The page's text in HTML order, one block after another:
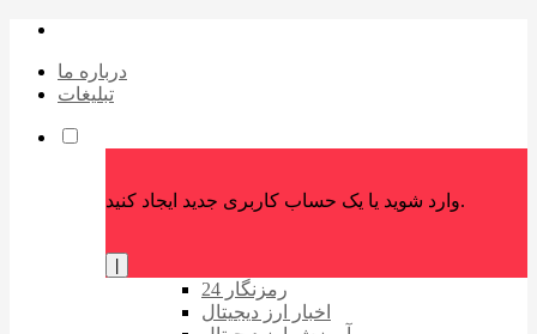
درباره ما
تبلیغات
وارد شوید یا یک حساب کاربری جدید ایجاد کنید.
رمزنگار 24
اخبار ارز دیجیتال